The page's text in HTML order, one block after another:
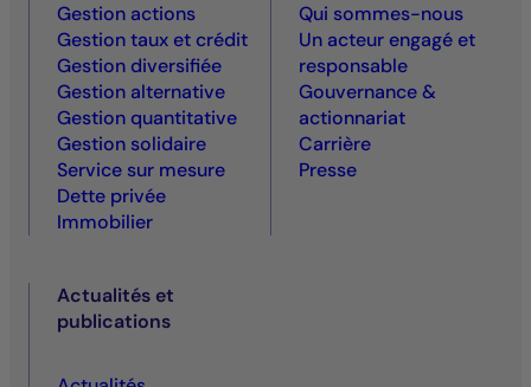
Gestion actions
Gestion taux et crédit
Gestion diversifiée
Gestion alternative
Gestion quantitative
Gestion solidaire
Service sur mesure
Dette privée
Immobilier
Qui sommes-nous
Un acteur engagé et
responsable
Gouvernance &
actionnariat
Carrière
Presse
Actualités et
publications